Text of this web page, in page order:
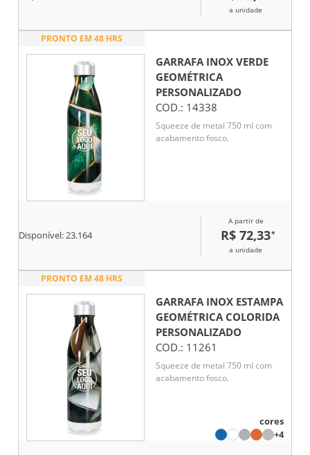
a unidade
PRONTO EM 48 HRS
GARRAFA INOX VERDE
GEOMÉTRICA
PERSONALIZADO
COD.: 14338
Squeeze de metal 750 ml com
acabamento fosco.
Disponível:23.164
A partir de
R$ 72,33*
a unidade
PRONTO EM 48 HRS
GARRAFA INOX ESTAMPA
GEOMÉTRICA COLORIDA
PERSONALIZADO
COD.: 11261
Squeeze de metal 750 ml com
acabamento fosco.
cores
+4